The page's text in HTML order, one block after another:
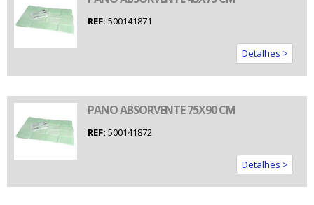
REF: 500141871
Detalhes >
PANO ABSORVENTE 75X90 CM
REF: 500141872
Detalhes >